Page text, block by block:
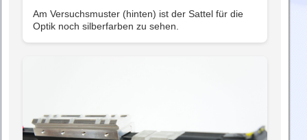
Am Versuchsmuster (hinten) ist der Sattel für die
Optik noch silberfarben zu sehen.